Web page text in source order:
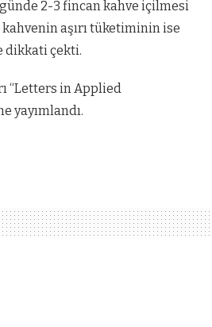
2-3 fincan kahve içilmesi
aşırı tüketiminin ise
dikkati çekti.
“Letters in Applied
yayımlandı.